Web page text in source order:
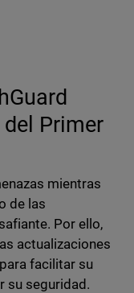
Primer
mientras
de las
Por ello,
actualizaciones
facilitar su
su seguridad.